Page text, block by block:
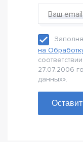
Ваш email
на
27.07.2006
данных».